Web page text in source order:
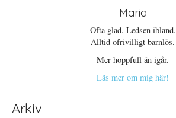
Maria
Ofta glad. Ledsen ibland.
Alltid ofrivilligt barnlös.
Mer hoppfull än igår.
Läs mer om mig här!
Arkiv